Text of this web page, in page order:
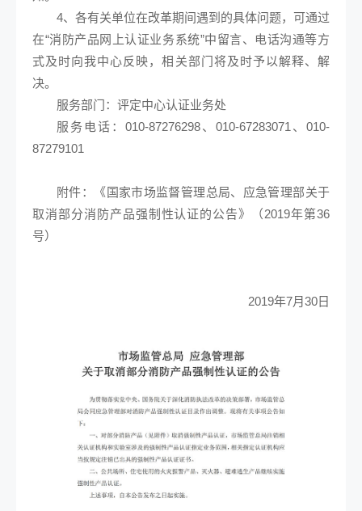
4、各有关单位在改革期间遇到的具体问题，可通过
在“消防产品网上认证业务系统”中留言、电话沟通等方
式及时向我中心反映，相关部门将及时予以解释、解
决。
服务部门：评定中心认证业务处
服务电话：010-87276298、010-67283071、010-
87279101
附件：《国家市场监督管理总局、应急管理部关于
取消部分消防产品强制性认证的公告》（2019年第36
号）
2019年7月30日